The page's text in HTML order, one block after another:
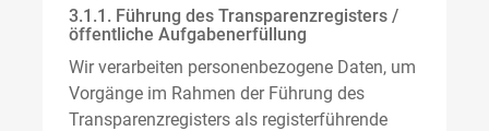
3.1.1. Führung des Transparenzregisters /
öffentliche Aufgabenerfüllung
Wir verarbeiten personenbezogene Daten, um
Vorgänge im Rahmen der Führung des
Transparenzregisters als registerführende